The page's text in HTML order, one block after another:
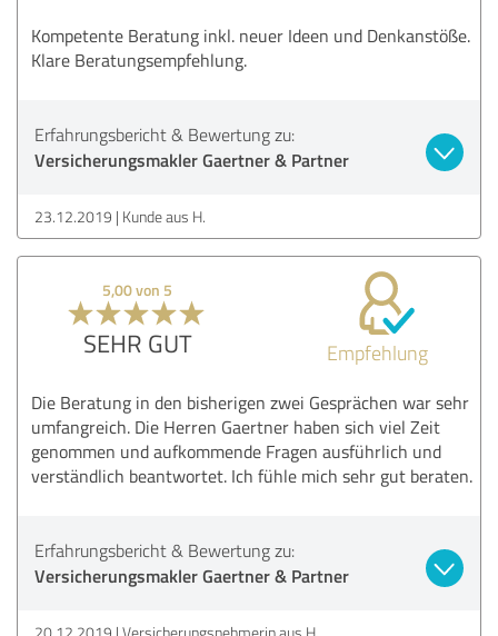
Kompetente Beratung inkl. neuer Ideen und Denkanstöße.
Klare Beratungsempfehlung.
Erfahrungsbericht & Bewertung zu:
Versicherungsmakler Gaertner & Partner
23.12.2019 Kunde aus H.
5,00 von 5
SEHR GUT Empfehlung
Die Beratung in den bisherigen zwei Gesprächen war sehr
umfangreich. Die Herren Gaertner haben sich viel Zeit
genommen und aufkommende Fragen ausführlich und
verständlich beantwortet. Ich fühle mich sehr gut beraten.
Erfahrungsbericht & Bewertung zu:
Versicherungsmakler Gaertner & Partner
20.12.2019 Versicherungsnehmerin aus H.